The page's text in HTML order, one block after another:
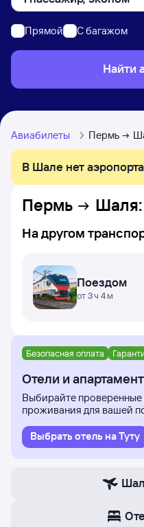
Прямой C багажом
Найти
Авиабилеты Пермь
В Шале нет аэропорта
Пермь Шаля
На другом
Поездом
от 3 ч 4 м
Безопасная оплата
Отели и
Выбирайте проверенные
проживания для вашей
Выбрать отель на Туту